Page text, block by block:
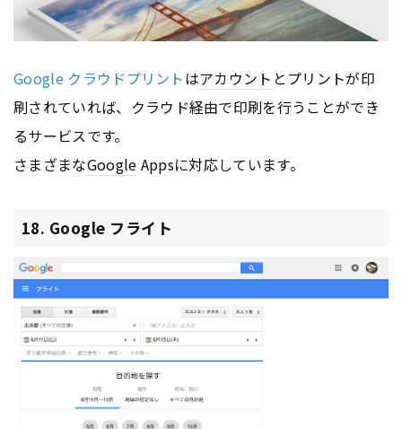
Google クラウドプリントはアカウント とプリントが印
刷されていれば、クラウド経由で印刷を行うことができ
るサービスです。
さまざまなGoogle Appsに対応しています。
18. Google フライト